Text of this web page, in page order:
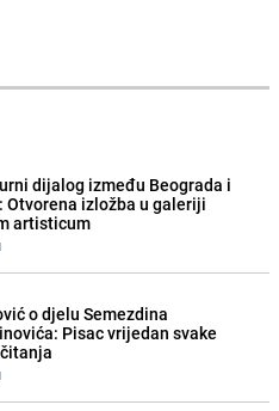
dijalog između Beograda i
Otvorena izložba u galeriji
artisticum
o djelu Semezdina
Pisac vrijedan svake